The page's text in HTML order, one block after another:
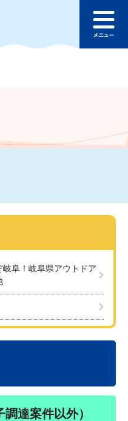
本文へ
ュ
阜！岐阜県アウトドア
達案件以外）